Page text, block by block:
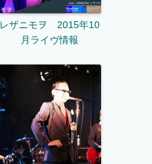
レザニモヲ 2015年10
月ライヴ情報